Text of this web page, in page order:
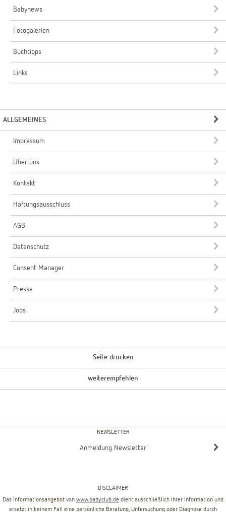
Babynews
Fotogalerien
Buchtipps
Links
ALLGEMEINES
Impressum
Über uns
Kontakt
Haftungsausschluss
AGB
Datenschutz
Consent Manager
Presse
Jobs
Seite drucken
weiterempfehlen
NEWSLETTER
Anmeldung Newsletter
DISCLAIMER
Das Informationsangebot von www.babyclub.de dient ausschließlich Ihrer Information und
ersetzt in keinem Fall eine persönliche Beratung, Untersuchung oder Diagnose durch